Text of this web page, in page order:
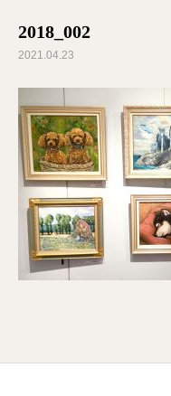
2018_002
2021.04.23